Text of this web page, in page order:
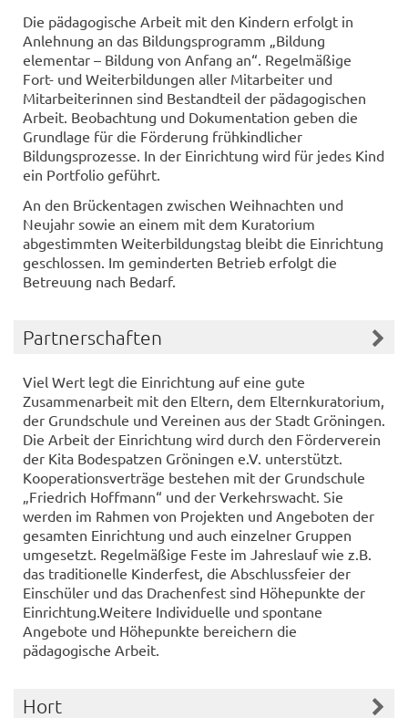
Die pädagogische Arbeit mit den Kindern erfolgt in
Anlehnung an das Bildungsprogramm „Bildung
elementar – Bildung von Anfang an“. Regelmäßige
Fort- und Weiterbildungen aller Mitarbeiter und
Mitarbeiterinnen sind Bestandteil der pädagogischen
Arbeit. Beobachtung und Dokumentation geben die
Grundlage für die Förderung frühkindlicher
Bildungsprozesse. In der Einrichtung wird für jedes Kind
ein Portfolio geführt.
An den Brückentagen zwischen Weihnachten und
Neujahr sowie an einem mit dem Kuratorium
abgestimmten Weiterbildungstag bleibt die Einrichtung
geschlossen. Im geminderten Betrieb erfolgt die
Betreuung nach Bedarf.
Partnerschaften
Viel Wert legt die Einrichtung auf eine gute
Zusammenarbeit mit den Eltern, dem Elternkuratorium,
der Grundschule und Vereinen aus der Stadt Gröningen.
Die Arbeit der Einrichtung wird durch den Förderverein
der Kita Bodespatzen Gröningen e.V. unterstützt.
Kooperationsverträge bestehen mit der Grundschule
„Friedrich Hoffmann“ und der Verkehrswacht. Sie
werden im Rahmen von Projekten und Angeboten der
gesamten Einrichtung und auch einzelner Gruppen
umgesetzt. Regelmäßige Feste im Jahreslauf wie z.B.
das traditionelle Kinderfest, die Abschlussfeier der
Einschüler und das Drachenfest sind Höhepunkte der
Einrichtung.Weitere Individuelle und spontane
Angebote und Höhepunkte bereichern die
pädagogische Arbeit.
Hort